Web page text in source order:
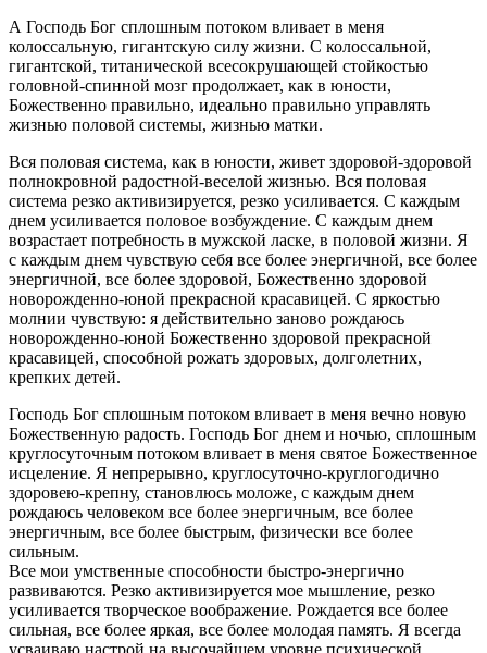
А Господь Бог сплошным потоком вливает в меня
колоссальную, гигантскую силу жизни. С колоссальной,
гигантской, титанической всесокрушающей стойкостью
головной-спинной мозг продолжает, как в юности,
Божественно правильно, идеально правильно управлять
жизнью половой системы, жизнью матки.
Вся половая система, как в юности, живет здоровой-здоровой
полнокровной радостной-веселой жизнью. Вся половая
система резко активизируется, резко усиливается. С каждым
днем усиливается половое возбуждение. С каждым днем
возрастает потребность в мужской ласке, в половой жизни. Я
с каждым днем чувствую себя все более энергичной, все более
энергичной, все более здоровой, Божественно здоровой
новорожденно-юной прекрасной красавицей. С яркостью
молнии чувствую: я действительно заново рождаюсь
новорожденно-юной Божественно здоровой прекрасной
красавицей, способной рожать здоровых, долголетних,
крепких детей.
Господь Бог сплошным потоком вливает в меня вечно новую
Божественную радость. Господь Бог днем и ночью, сплошным
круглосуточным потоком вливает в меня святое Божественное
исцеление. Я непрерывно, круглосуточно-круглогодично
здоровею-крепну, становлюсь моложе, с каждым днем
рождаюсь человеком все более энергичным, все более
энергичным, все более быстрым, физически все более
сильным.
Все мои умственные способности быстро-энергично
развиваются. Резко активизируется мое мышление, резко
усиливается творческое воображение. Рождается все более
сильная, все более яркая, все более молодая память. Я всегда
усваиваю настрой на высочайшем уровне психической